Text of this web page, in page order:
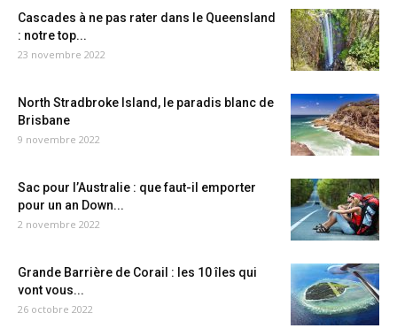
Cascades à ne pas rater dans le Queensland
: notre top...
23 novembre 2022
North Stradbroke Island, le paradis blanc de
Brisbane
9 novembre 2022
Sac pour l’Australie : que faut-il emporter
pour un an Down...
2 novembre 2022
Grande Barrière de Corail : les 10 îles qui
vont vous...
26 octobre 2022